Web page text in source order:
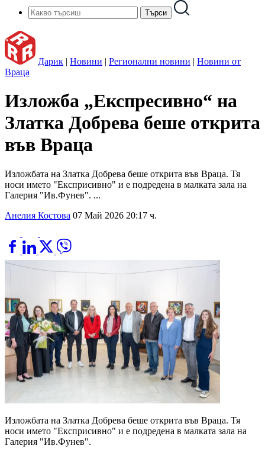
Дарик | Новини | Регионални новини | Новини от
Враца
Изложба „Експресивно“ на
Златка Добрева беше открита
във Враца
Изложбата на Златка Добрева беше открита във Враца. Тя
носи името "Експрисивно" и е подредена в малката зала на
Галерия "Ив.Фунев". ...
Анелия Костова 07 Май 2026 20:17 ч.
Изложбата на Златка Добрева беше открита във Враца. Тя
носи името "Експрисивно" и е подредена в малката зала на
Галерия "Ив.Фунев".